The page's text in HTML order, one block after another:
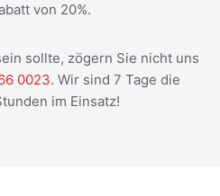
von 20%.
sollte, zögern Sie nicht uns
0023. Wir sind 7 Tage die
im Einsatz!